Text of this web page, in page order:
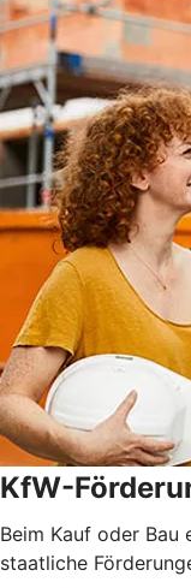
KfW-
Beim Kauf oder Bau
staatliche